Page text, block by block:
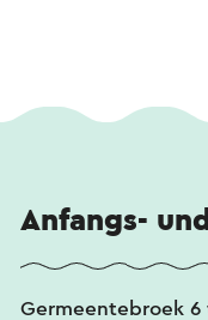
die Geschichten
Sehen Sie sich die
auch durch
Fassadenschild an
Anfangs-
Germeentebroek 6